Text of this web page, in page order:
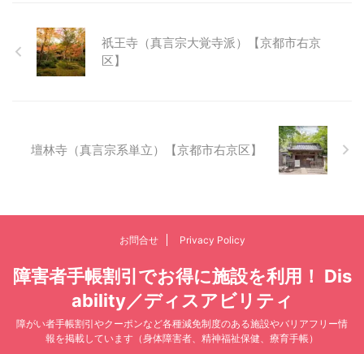
祇王寺（真言宗大覚寺派）【京都市右京
区】
壇林寺（真言宗系単立）【京都市右京区】
お問合せ Privacy Policy
障害者手帳割引でお得に施設を利用！ Dis
ability／ディスアビリティ
障がい者手帳割引やクーポンなど各種減免制度のある施設やバリアフリー情
報を掲載しています（身体障害者、精神福祉保健、療育手帳）